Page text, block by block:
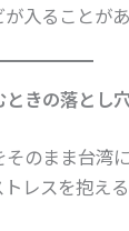
入ることがあ
ときの落とし
のまま台湾
レスを抱え